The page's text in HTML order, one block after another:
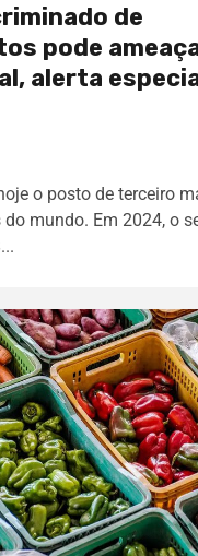
de
pode
alerta
o posto de terceiro
mundo. Em 2024, o